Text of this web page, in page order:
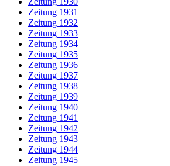
Zeitung 1931
Zeitung 1932
Zeitung 1933
Zeitung 1934
Zeitung 1935
Zeitung 1936
Zeitung 1937
Zeitung 1938
Zeitung 1939
Zeitung 1940
Zeitung 1941
Zeitung 1942
Zeitung 1943
Zeitung 1944
Zeitung 1945